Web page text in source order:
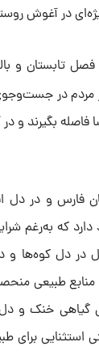
در آغوش
فصل تابستان و
مردم در
فاصله بگیرند
و در دل
که به‌رغم
در دل کوه‌ها
منابع طبیعی
گیاهی خنک و
استثنایی برای